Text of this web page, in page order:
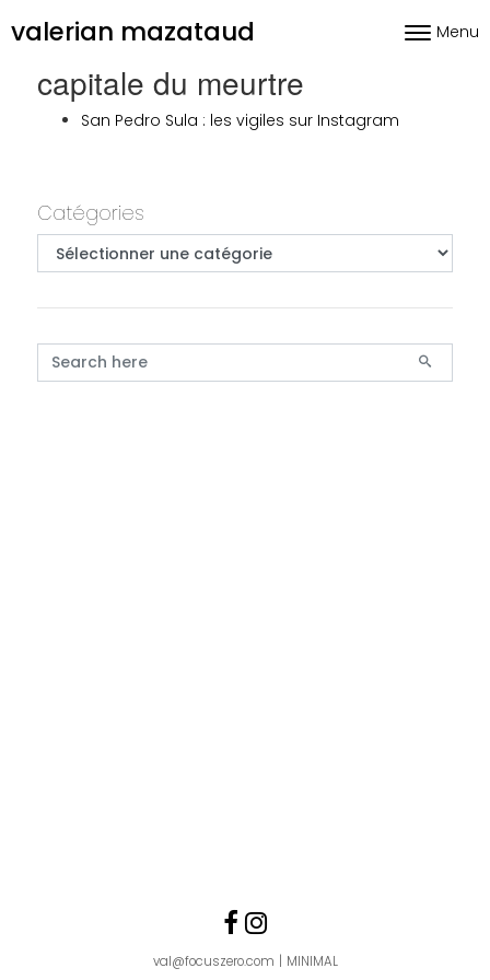
valerian mazataud ToggleMenu
capitale du meurtre
San Pedro Sula : les vigiles sur Instagram
Primary
Catégories
Catégories
Search for:
val@focuszero.com MINIMAL
Like us on
Follow us on